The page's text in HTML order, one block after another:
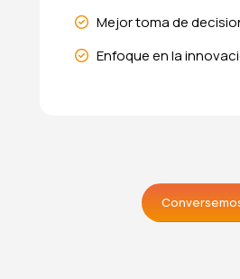
Mejor toma de
Enfoque en la